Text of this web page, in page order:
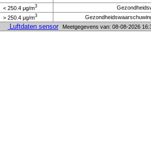
< 250.4 μg/m3
> 250.4 μg/m3
Luftdaten sensor Meetgegevens van: 08-08-2026